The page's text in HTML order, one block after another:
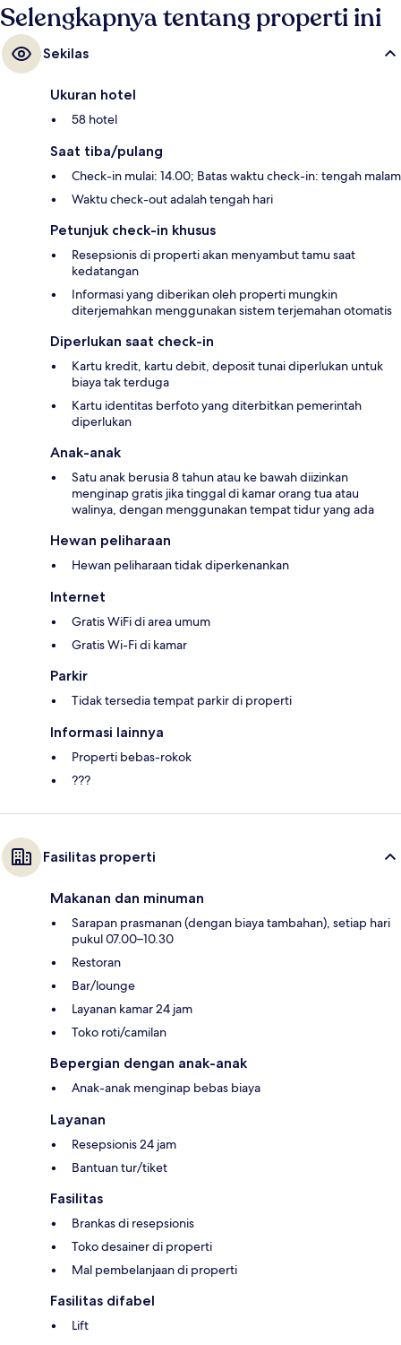
Selengkapnya tentang properti ini
Sekilas
Ukuran hotel
58 hotel
Saat tiba/pulang
Check-in mulai: 14.00; Batas waktu check-in: tengah malam
Waktu check-out adalah tengah hari
Petunjuk check-in khusus
Resepsionis di properti akan menyambut tamu saat
kedatangan
Informasi yang diberikan oleh properti mungkin
diterjemahkan menggunakan sistem terjemahan otomatis
Diperlukan saat check-in
Kartu kredit, kartu debit, deposit tunai diperlukan untuk
biaya tak terduga
Kartu identitas berfoto yang diterbitkan pemerintah
diperlukan
Anak-anak
Satu anak berusia 8 tahun atau ke bawah diizinkan
menginap gratis jika tinggal di kamar orang tua atau
walinya, dengan menggunakan tempat tidur yang ada
Hewan peliharaan
Hewan peliharaan tidak diperkenankan
Internet
Gratis WiFi di area umum
Gratis Wi-Fi di kamar
Parkir
Tidak tersedia tempat parkir di properti
Informasi lainnya
Properti bebas-rokok
???
Fasilitas properti
Makanan dan minuman
Sarapan prasmanan (dengan biaya tambahan), setiap hari
pukul 07.00–10.30
Restoran
Bar/lounge
Layanan kamar 24 jam
Toko roti/camilan
Bepergian dengan anak-anak
Anak-anak menginap bebas biaya
Layanan
Resepsionis 24 jam
Bantuan tur/tiket
Fasilitas
Brankas di resepsionis
Toko desainer di properti
Mal pembelanjaan di properti
Fasilitas difabel
Lift